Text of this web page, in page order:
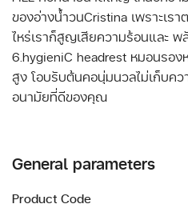
ของอ่างน้ำวนCristina เพราะเรา
ไหร่เราก็สูญเสียความร้อนและ พ
6.hygieniC headrest หมอนรอง
สูง โอบรับต้นคอนุ่มนวลไม่เก็บคว
อนามัยที่ดีของคุณ
General parameters
Product Code